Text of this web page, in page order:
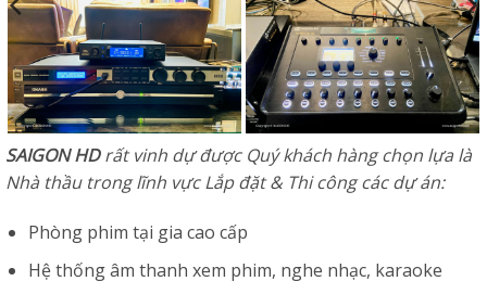
SAIGON HDrất vinh dự được Quý khách hàng chọn lựa là
Nhà thầu trong lĩnh vực Lắp đặt & Thi công các dự án:
Phòng phim tại gia cao cấp
Hệ thống âm thanh xem phim, nghe nhạc, karaoke